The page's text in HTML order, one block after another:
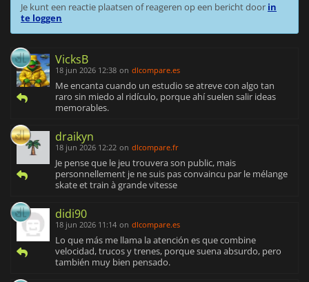
Je kunt een reactie plaatsen of reageren op een bericht door in
te loggen
VicksB
18 jun 2026 12:38 on dlcompare.es
Me encanta cuando un estudio se atreve con algo tan
raro sin miedo al ridículo, porque ahí suelen salir ideas
memorables.
draikyn
18 jun 2026 12:22 on dlcompare.fr
Je pense que le jeu trouvera son public, mais
personnellement je ne suis pas convaincu par le mélange
skate et train à grande vitesse
didi90
18 jun 2026 11:14 on dlcompare.es
Lo que más me llama la atención es que combine
velocidad, trucos y trenes, porque suena absurdo, pero
también muy bien pensado.